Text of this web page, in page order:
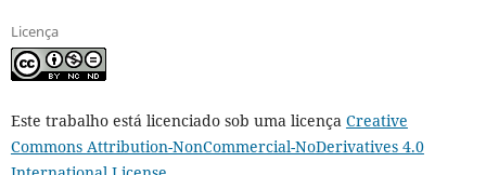
Licença
Este trabalho está licenciado sob uma licença Creative
Commons Attribution-NonCommercial-NoDerivatives 4.0